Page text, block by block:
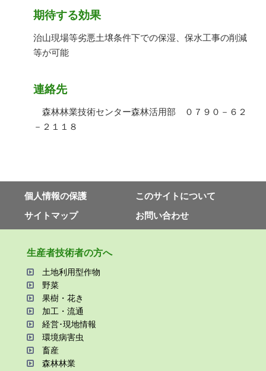
期待する効果
治山現場等劣悪土壌条件下での保湿、保水工事の削減
等が可能
連絡先
森林林業技術センター森林活用部 ０７９０－６２
－２１１８
個⼈情報の保護
このサイトについて
サイトマップ
お問い合わせ
⽣産者技術者の⽅へ
⼟地利⽤型作物
野菜
果樹・花き
加⼯・流通
経営･現地情報
環境病害⾍
畜産
森林林業